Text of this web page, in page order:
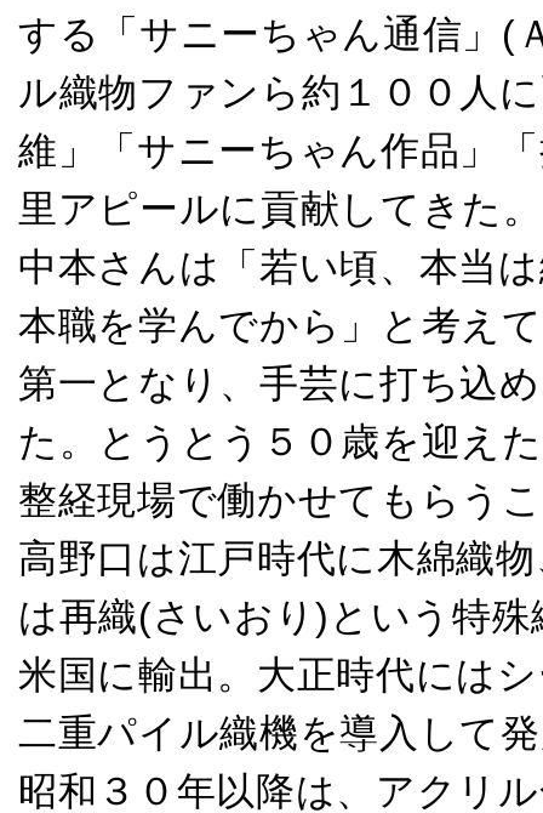
する「サニーちゃん通信」(
ル織物ファンら約１００人
維」「サニーちゃん作品」
里アピールに貢献してきた。
中本さんは「若い頃、本当
本職を学んでから」と考え
第一となり、手芸に打ち込
た。とうとう５０歳を迎え
整経現場で働かせてもらう
高野口は江戸時代に木綿織
は再織(さいおり)という特
米国に輸出。大正時代には
二重パイル織機を導入して
昭和３０年以降は、アクリ